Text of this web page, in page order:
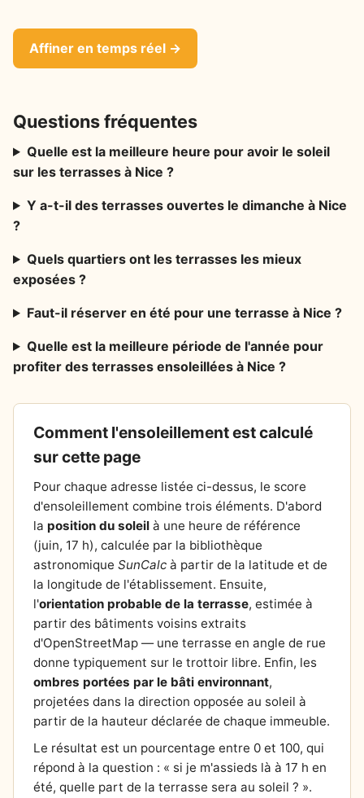
Affiner en temps réel →
Questions fréquentes
Quelle est la meilleure heure pour avoir le soleil
sur les terrasses à Nice ?
Y a-t-il des terrasses ouvertes le dimanche à Nice
?
Quels quartiers ont les terrasses les mieux
exposées ?
Faut-il réserver en été pour une terrasse à Nice ?
Quelle est la meilleure période de l'année pour
profiter des terrasses ensoleillées à Nice ?
Comment l'ensoleillement est calculé
sur cette page
Pour chaque adresse listée ci-dessus, le score
d'ensoleillement combine trois éléments. D'abord
la position du soleil à une heure de référence
(juin, 17 h), calculée par la bibliothèque
astronomique SunCalc à partir de la latitude et de
la longitude de l'établissement. Ensuite,
l'orientation probable de la terrasse, estimée à
partir des bâtiments voisins extraits
d'OpenStreetMap — une terrasse en angle de rue
donne typiquement sur le trottoir libre. Enfin, les
ombres portées par le bâti environnant,
projetées dans la direction opposée au soleil à
partir de la hauteur déclarée de chaque immeuble.
Le résultat est un pourcentage entre 0 et 100, qui
répond à la question : « si je m'assieds là à 17 h en
été, quelle part de la terrasse sera au soleil ? ».